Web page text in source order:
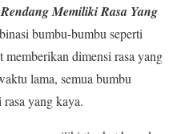
Memiliki Rasa Yang
bumbu-bumbu seperti
dimensi rasa yang
lama, semua bumbu
yang kaya.